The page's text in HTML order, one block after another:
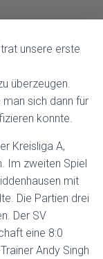
unsere erste
überzeugen.
sich dann für
konnte.
Kreisliga A,
Im zweiten Spiel
mit
Die Partien drei
Der SV
eine 8:0
Andy Singh